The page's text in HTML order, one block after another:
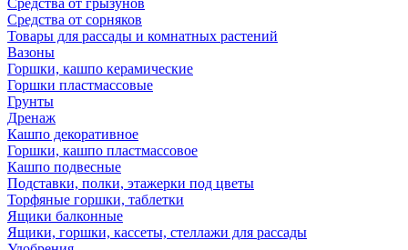
Средства от грызунов
Средства от сорняков
Товары для рассады и комнатных растений
Вазоны
Горшки, кашпо керамические
Горшки пластмассовые
Грунты
Дренаж
Кашпо декоративное
Горшки, кашпо пластмассовое
Кашпо подвесные
Подставки, полки, этажерки под цветы
Торфяные горшки, таблетки
Ящики балконные
Ящики, горшки, кассеты, стеллажи для рассады